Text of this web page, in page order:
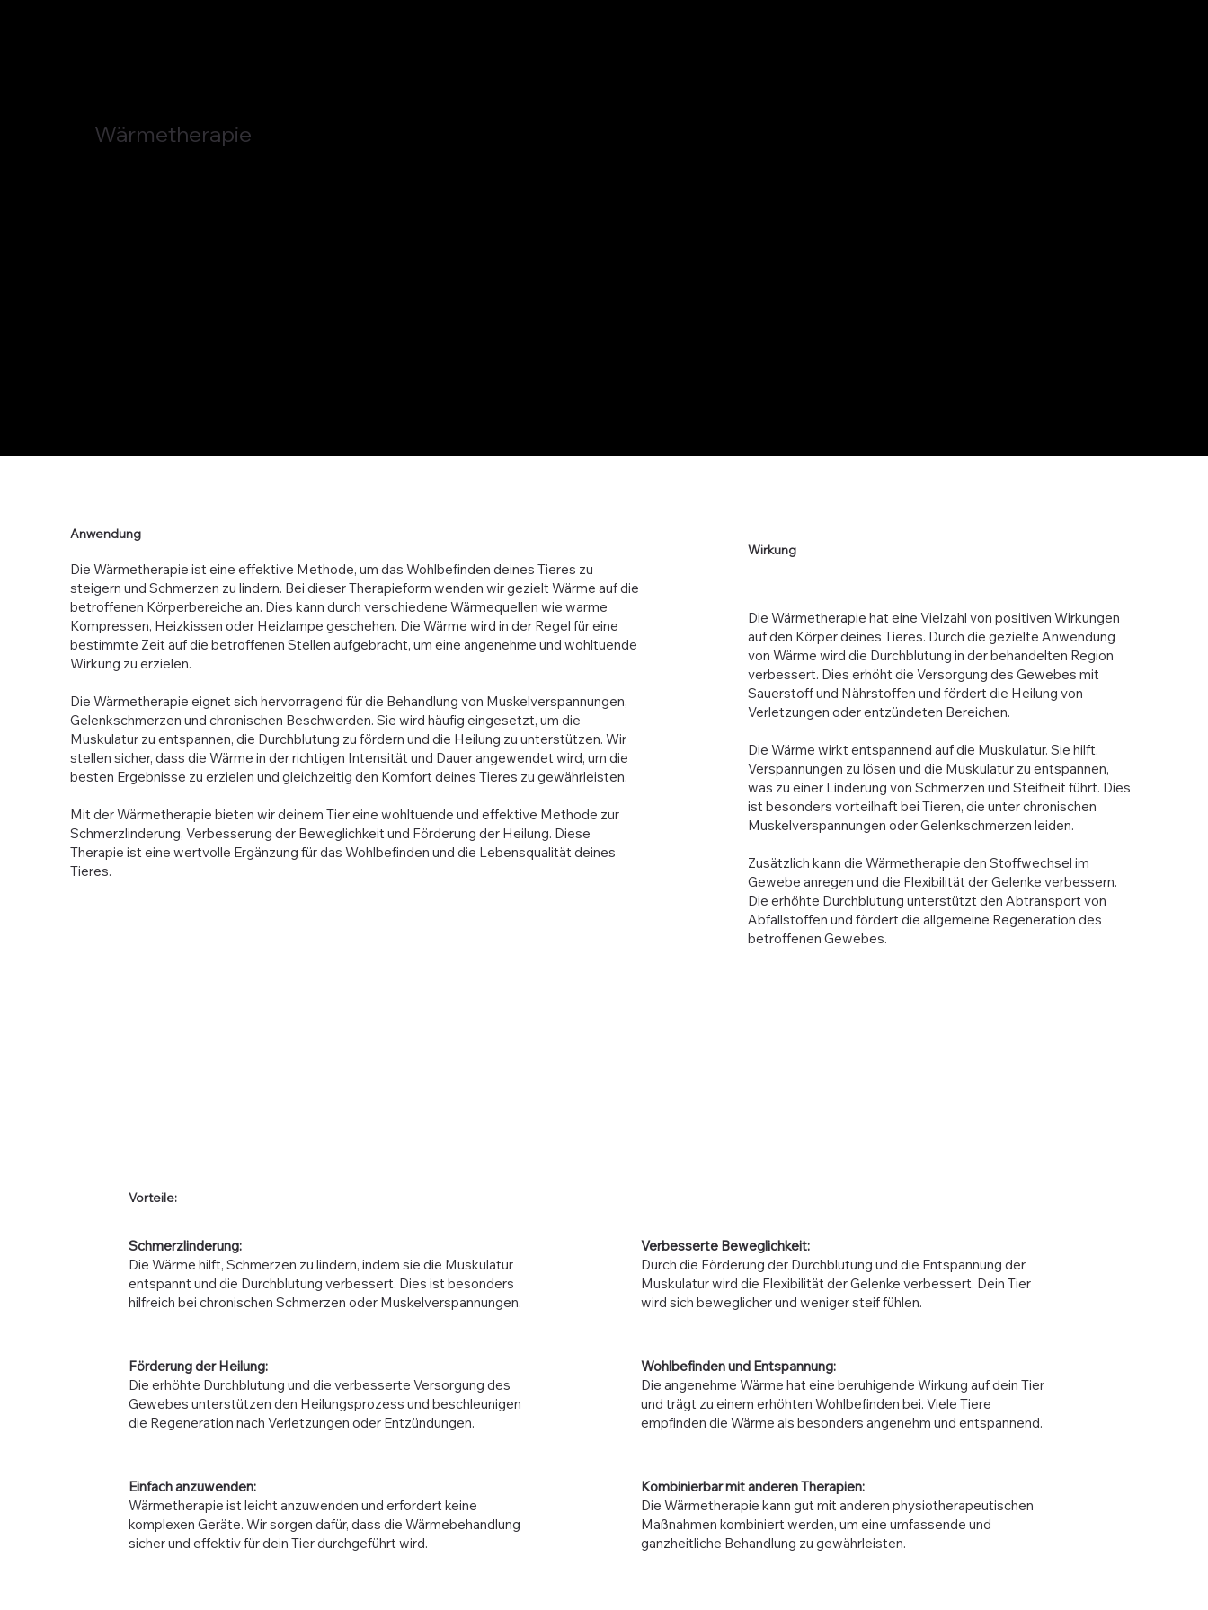
Wärmetherapie
Anwendung
Die Wärmetherapie ist eine effektive Methode, um das Wohlbefinden deines Tieres zu
steigern und Schmerzen zu lindern. Bei dieser Therapieform wenden wir gezielt Wärme auf die
betroffenen Körperbereiche an. Dies kann durch verschiedene Wärmequellen wie warme
Kompressen, Heizkissen oder Heizlampe geschehen. Die Wärme wird in der Regel für eine
bestimmte Zeit auf die betroffenen Stellen aufgebracht, um eine angenehme und wohltuende
Wirkung zu erzielen.
Die Wärmetherapie eignet sich hervorragend für die Behandlung von Muskelverspannungen,
Gelenkschmerzen und chronischen Beschwerden. Sie wird häufig eingesetzt, um die
Muskulatur zu entspannen, die Durchblutung zu fördern und die Heilung zu unterstützen. Wir
stellen sicher, dass die Wärme in der richtigen Intensität und Dauer angewendet wird, um die
besten Ergebnisse zu erzielen und gleichzeitig den Komfort deines Tieres zu gewährleisten.
Mit der Wärmetherapie bieten wir deinem Tier eine wohltuende und effektive Methode zur
Schmerzlinderung, Verbesserung der Beweglichkeit und Förderung der Heilung. Diese
Therapie ist eine wertvolle Ergänzung für das Wohlbefinden und die Lebensqualität deines
Tieres.
Wirkung
Die Wärmetherapie hat eine Vielzahl von positiven Wirkungen
auf den Körper deines Tieres. Durch die gezielte Anwendung
von Wärme wird die Durchblutung in der behandelten Region
verbessert. Dies erhöht die Versorgung des Gewebes mit
Sauerstoff und Nährstoffen und fördert die Heilung von
Verletzungen oder entzündeten Bereichen.
Die Wärme wirkt entspannend auf die Muskulatur. Sie hilft,
Verspannungen zu lösen und die Muskulatur zu entspannen,
was zu einer Linderung von Schmerzen und Steifheit führt. Dies
ist besonders vorteilhaft bei Tieren, die unter chronischen
Muskelverspannungen oder Gelenkschmerzen leiden.
Zusätzlich kann die Wärmetherapie den Stoffwechsel im
Gewebe anregen und die Flexibilität der Gelenke verbessern.
Die erhöhte Durchblutung unterstützt den Abtransport von
Abfallstoffen und fördert die allgemeine Regeneration des
betroffenen Gewebes.
Vorteile:
Schmerzlinderung:
Die Wärme hilft, Schmerzen zu lindern, indem sie die Muskulatur
entspannt und die Durchblutung verbessert. Dies ist besonders
hilfreich bei chronischen Schmerzen oder Muskelverspannungen.
Verbesserte Beweglichkeit:
Durch die Förderung der Durchblutung und die Entspannung der
Muskulatur wird die Flexibilität der Gelenke verbessert. Dein Tier
wird sich beweglicher und weniger steif fühlen.
Kombinierbar mit anderen Therapien:
Die Wärmetherapie kann gut mit anderen physiotherapeutischen
Maßnahmen kombiniert werden, um eine umfassende und
ganzheitliche Behandlung zu gewährleisten.
Wohlbefinden und Entspannung:
Die angenehme Wärme hat eine beruhigende Wirkung auf dein Tier
und trägt zu einem erhöhten Wohlbefinden bei. Viele Tiere
empfinden die Wärme als besonders angenehm und entspannend.
Einfach anzuwenden:
Wärmetherapie ist leicht anzuwenden und erfordert keine
komplexen Geräte. Wir sorgen dafür, dass die Wärmebehandlung
sicher und effektiv für dein Tier durchgeführt wird.
Förderung der Heilung:
Die erhöhte Durchblutung und die verbesserte Versorgung des
Gewebes unterstützen den Heilungsprozess und beschleunigen
die Regeneration nach Verletzungen oder Entzündungen.